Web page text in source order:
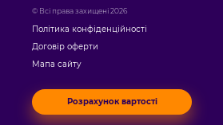
© Всі права захищені 2026
Політика конфіденційності
Договір оферти
Мапа сайту
Розрахунок вартості